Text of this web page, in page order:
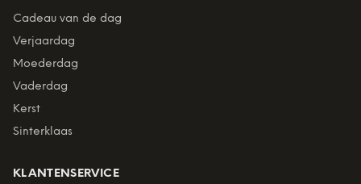
Cadeau van de dag
Verjaardag
Moederdag
Vaderdag
Kerst
Sinterklaas
KLANTENSERVICE